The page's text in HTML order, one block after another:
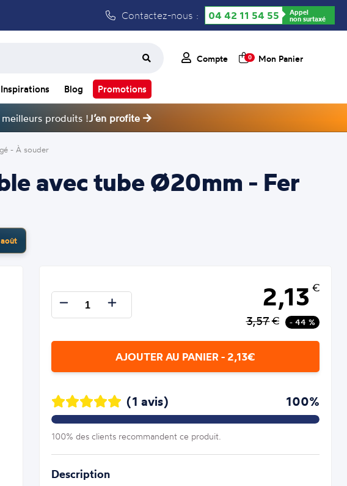
Contactez-nous : 04 42 11 54 55 Appel
non surtaxé
Compte 0 Mon Panier
Inspirations Blog Promotions
produits !J’en profite
- À souder
avec tube Ø20mm - Fer
2,13 €
3,57€ - 44 %
AJOUTER AU PANIER - 2,13€
(1 avis) 100%
100% des clients recommandent ce produit.
Description